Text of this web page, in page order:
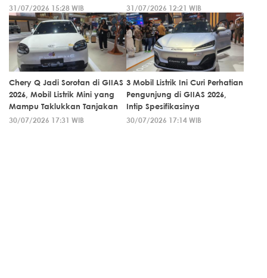
31/07/2026 15:28 WIB
31/07/2026 12:21 WIB
Chery Q Jadi Sorotan di GIIAS
2026, Mobil Listrik Mini yang
Mampu Taklukkan Tanjakan
30/07/2026 17:31 WIB
3 Mobil Listrik Ini Curi Perhatian
Pengunjung di GIIAS 2026,
Intip Spesifikasinya
30/07/2026 17:14 WIB